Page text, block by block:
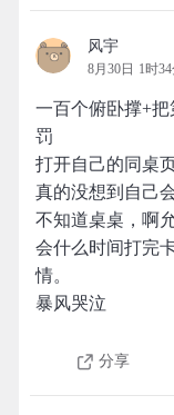
风宇
8月30日 1时
一百个俯卧撑+
罚
打开自己的同桌
真的没想到自己
不知道桌桌，啊
会什么时间打完
情。
暴风哭泣
分享